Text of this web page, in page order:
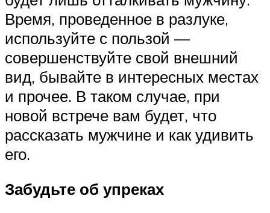
Время, проведенное в разлуке,
используйте с пользой —
совершенствуйте свой внешний
вид, бывайте в интересных местах
и прочее. В таком случае, при
новой встрече вам будет, что
рассказать мужчине и как удивить
его.
Забудьте об упреках